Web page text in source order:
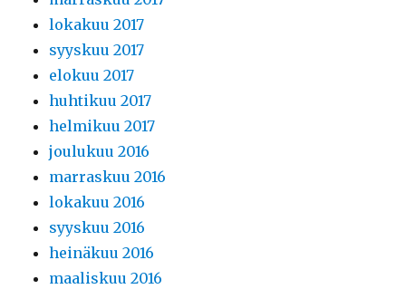
lokakuu 2017
syyskuu 2017
elokuu 2017
huhtikuu 2017
helmikuu 2017
joulukuu 2016
marraskuu 2016
lokakuu 2016
syyskuu 2016
heinäkuu 2016
maaliskuu 2016